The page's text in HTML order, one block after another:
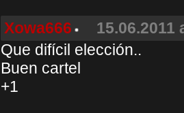
Xowa666
15.06.2011
Que difícil elección..
Buen cartel
+1